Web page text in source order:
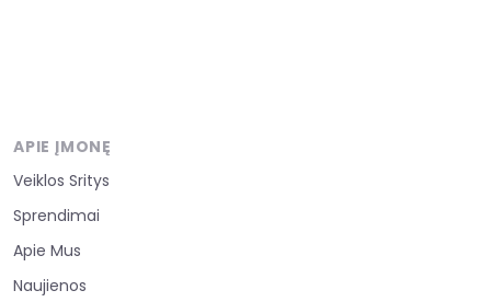
APIE ĮMONĘ
Veiklos Sritys
Sprendimai
Apie Mus
Naujienos